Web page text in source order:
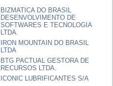
BIZMATICA DO BRASIL
DESENVOLVIMENTO DE
SOFTWARES E TECNOLOGIA
LTDA.
IRON MOUNTAIN DO BRASIL
LTDA
BTG PACTUAL GESTORA DE
RECURSOS LTDA.
ICONIC LUBRIFICANTES S/A